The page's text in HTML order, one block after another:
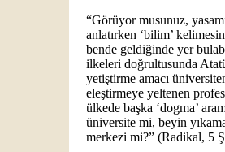
“Görüyor musunuz,
anlatırken ‘bilim’
bende geldiğinde yer
ilkeleri doğrultusunda
yetiştirme amacı
eleştirmeye yeltenen
ülkede başka ‘dogma’
üniversite mi, beyin
merkezi mi?” (Radikal, 5